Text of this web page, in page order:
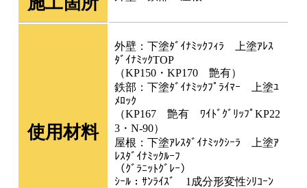
使用材料
外壁：下塗ﾀﾞｲﾅﾐｯｸﾌｨﾗ 上塗ｱﾚｽ
ﾀﾞｲﾅﾐｯｸTOP
（KP150・KP170 艶有）
鉄部：下塗ﾀﾞｲﾅﾐｯｸﾌﾟﾗｲﾏｰ 上塗ﾕ
ﾒﾛｯｸ
（KP167 艶有 ﾜｲﾄﾞｸﾞﾘｯﾌﾟKP22
3・N-90）
屋根：下塗ｱﾚｽﾀﾞｲﾅﾐｯｸｼｰﾗ 上塗ｱ
ﾚｽﾀﾞｲﾅﾐｯｸﾙｰﾌ
（ｸﾞﾗﾆｯﾄｸﾞﾚｰ）
ｼｰﾙ：ｻﾝﾗｲｽﾞ 1成分形変性ｼﾘｺｰﾝ